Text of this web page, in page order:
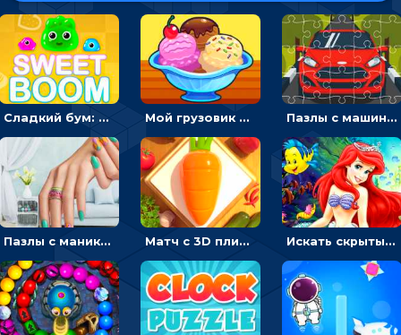
Сладкий бум: тапнуть, чтобы взорвать желейки - головоломка Мой грузовик с мороженным: принимать заказы и готовить десерты Пазлы с машинами Форд: собирать картинки и открывать новые
Пазлы с маникюром: собери идеальный рисунок для ногтей Матч с 3D плитками: раскладывать одинаковые предметы в окошки по три в ряд Искать скрытый алфавит на картинках с мультяшными героями - головоломка для детей